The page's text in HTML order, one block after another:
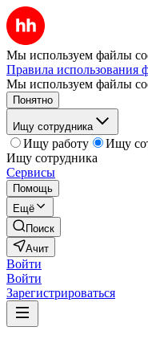
Мы используем файлы
Правила использования
Мы используем файлы
Понятно
Ищу сотрудника
Ищу работу
Ищу
Ищу сотрудника
Сервисы
Помощь
Ещё
Поиск
Ачит
Войти
Войти
Зарегистрироваться